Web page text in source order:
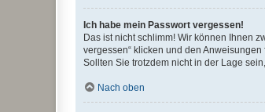
Ich habe mein Passwort vergessen!
Das ist nicht schlimm! Wir können Ihnen
vergessen“ klicken und den
Sollten Sie trotzdem nicht in der Lage
Nach oben